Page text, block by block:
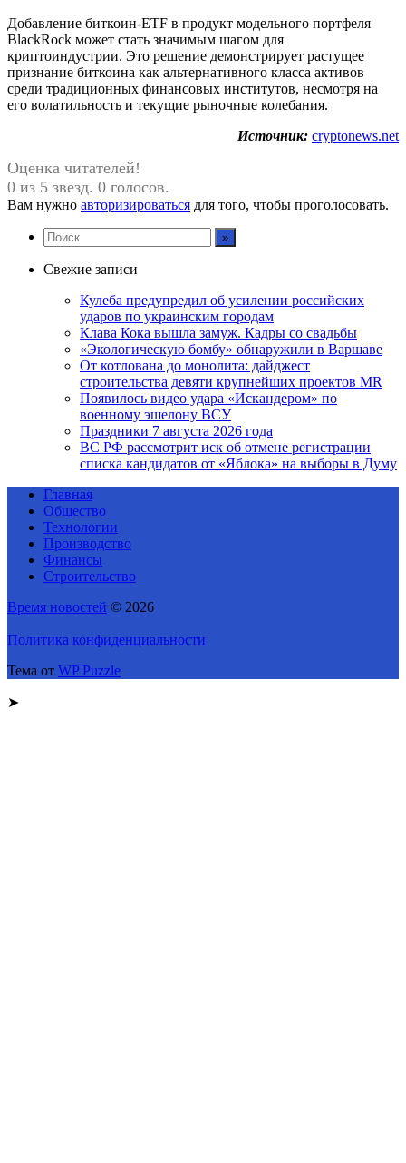
Добавление биткоин-ETF в продукт модельного портфеля
BlackRock может стать значимым шагом для
криптоиндустрии. Это решение демонстрирует растущее
признание биткоина как альтернативного класса активов
среди традиционных финансовых институтов, несмотря на
его волатильность и текущие рыночные колебания.
Источник: cryptonews.net
Оценка читателей!
0 из 5 звезд. 0 голосов.
Вам нужно авторизироваться для того, чтобы проголосовать.
Свежие записи
Кулеба предупредил об усилении российских
ударов по украинским городам
Клава Кока вышла замуж. Кадры со свадьбы
«Экологическую бомбу» обнаружили в Варшаве
От котлована до монолита: дайджест
строительства девяти крупнейших проектов MR
Появилось видео удара «Искандером» по
военному эшелону ВСУ
Праздники 7 августа 2026 года
ВС РФ рассмотрит иск об отмене регистрации
списка кандидатов от «Яблока» на выборы в Думу
Главная
Общество
Технологии
Производство
Финансы
Строительство
Время новостей © 2026
Политика конфиденциальности
Тема от WP Puzzle
➤